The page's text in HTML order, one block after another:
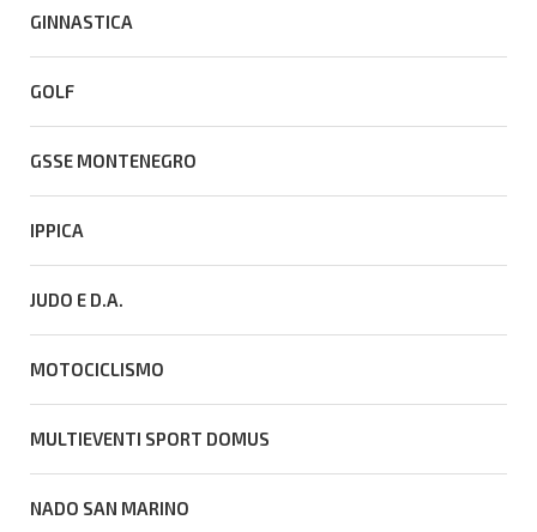
GINNASTICA
GOLF
GSSE MONTENEGRO
IPPICA
JUDO E D.A.
MOTOCICLISMO
MULTIEVENTI SPORT DOMUS
NADO SAN MARINO